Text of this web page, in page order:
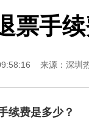
票手
来源： 深圳
续费是多少？